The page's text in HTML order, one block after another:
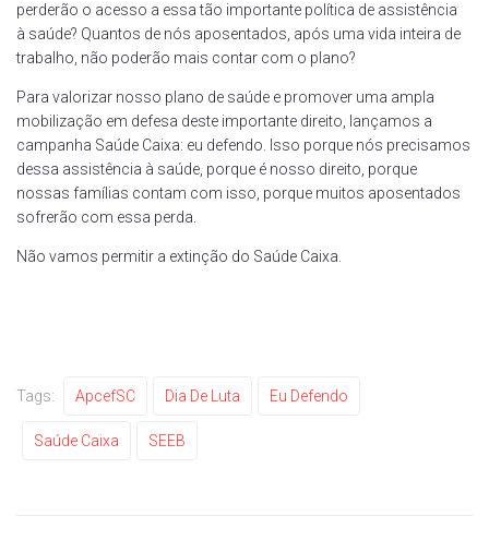
perderão o acesso a essa tão importante política de assistência
à saúde? Quantos de nós aposentados, após uma vida inteira de
trabalho, não poderão mais contar com o plano?
Para valorizar nosso plano de saúde e promover uma ampla
mobilização em defesa deste importante direito, lançamos a
campanha Saúde Caixa: eu defendo. Isso porque nós precisamos
dessa assistência à saúde, porque é nosso direito, porque
nossas famílias contam com isso, porque muitos aposentados
sofrerão com essa perda.
Não vamos permitir a extinção do Saúde Caixa.
Tags: ApcefSC Dia De Luta Eu Defendo
Saúde Caixa SEEB